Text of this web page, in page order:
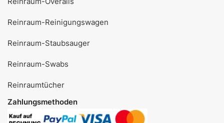
Reinraum-Reinigungswagen
Reinraum-Staubsauger
Reinraum-Swabs
Reinraumtücher
Zahlungsmethoden